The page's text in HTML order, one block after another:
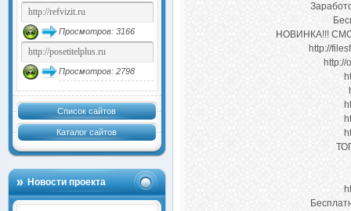
Просмотров: 3166
Просмотров: 2798
Список сайтов
Каталог сайтов
Новости проекта
НОВИНКА!!!
http://
http://